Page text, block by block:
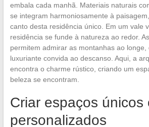
embala cada manhã. Materiais naturais
se integram harmoniosamente à
canto desta residência único. Em um vale
residência se funde à natureza ao redor.
permitem admirar as montanhas ao
luxuriante convida ao descanso. Aqui, a
encontra o charme rústico, criando um
beleza se encontram.
Criar espaços únicos
personalizados